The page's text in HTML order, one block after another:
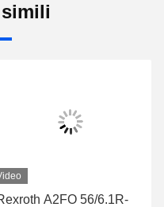
A2FO 56/6.1R-